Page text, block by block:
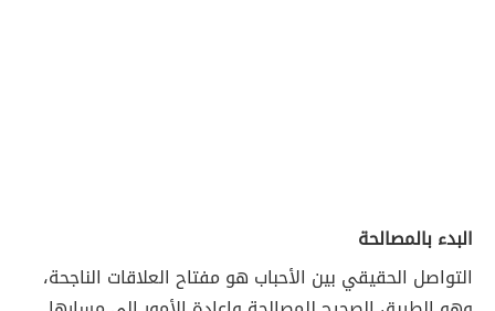
البدء بالمصالحة
التواصل الحقيقي بين الأحباب هو مفتاح العلاقات الناجحة،